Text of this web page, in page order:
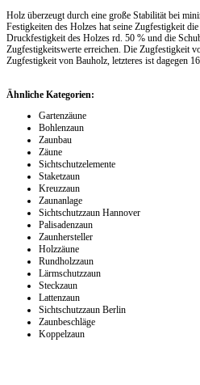
Holz überzeugt durch eine große Stabilität bei
Festigkeiten des Holzes hat seine Zugfestigkeit
Druckfestigkeit des Holzes rd. 50 % und die
Zugfestigkeitswerte erreichen. Die Zugfestigkeit
Zugfestigkeit von Bauholz, letzteres ist dagegen
Ähnliche Kategorien:
Gartenzäune
Bohlenzaun
Zaunbau
Zäune
Sichtschutzelemente
Staketzaun
Kreuzzaun
Zaunanlage
Sichtschutzzaun Hannover
Palisadenzaun
Zaunhersteller
Holzzäune
Rundholzzaun
Lärmschutzzaun
Steckzaun
Lattenzaun
Sichtschutzzaun Berlin
Zaunbeschläge
Koppelzaun